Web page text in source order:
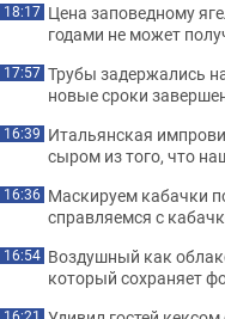
18:17 Цена заповедному
годами не может
17:57 Трубы задержались
новые сроки
16:39 Итальянская
сыром из того, что
16:36 Маскируем кабачки
справляемся с
16:54 Воздушный как
который сохраняет